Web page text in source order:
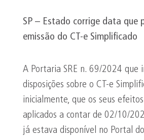
SP – Estado corrige data que
emissão do CT-e Simplificado
A Portaria SRE n. 69/2024 que
disposições sobre o CT-e
inicialmente, que os seus
aplicados a contar de 02/10/
já estava disponível no Portal